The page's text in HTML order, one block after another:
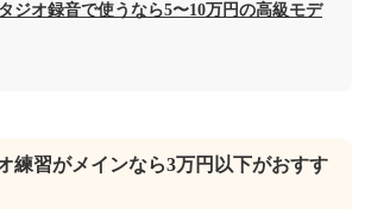
ジオ録音で使うなら5〜10万円の高級モデ
練習がメインなら3万円以下がおすす